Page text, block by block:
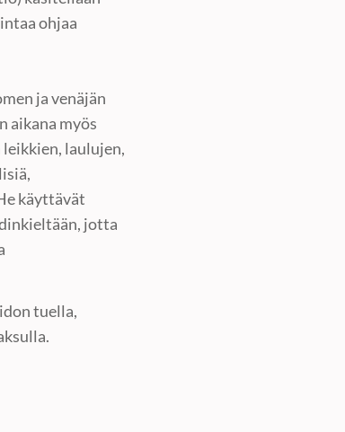
ohjaa
ja venäjän
aikana myös
laulujen,
käyttävät
jotta
tuella,